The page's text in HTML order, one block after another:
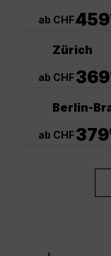
ab CHF459
Zürich
ab CHF369
Berlin-
ab CHF379